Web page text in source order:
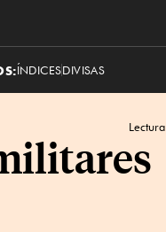
ÍNDICESDIVISAS
Lectura